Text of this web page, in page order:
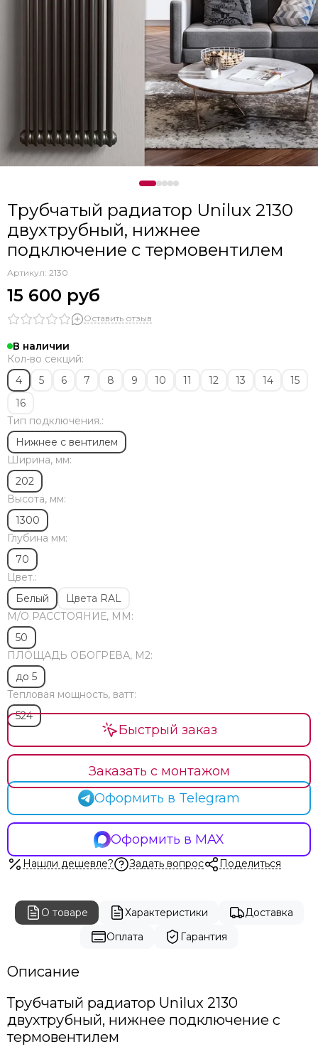
Трубчатый радиатор Unilux 2130
двухтрубный, нижнее
подключение с термовентилем
Артикул: 2130
15 600 руб
Оставить отзыв
В наличии
Кол-во секций:
4
5 6 7 8 9 10 11 12 13 14
15
16
Тип подключения.:
Нижнее с вентилем
Ширина, мм:
202
Высота, мм:
1300
Глубина мм:
70
Цвет.:
Белый
Цвета RAL
М/O РАССТОЯНИЕ, ММ:
50
ПЛОЩАДЬ ОБОГРЕВА, М2:
до 5
Тепловая мощность, ватт:
524
Быстрый заказ
Заказать с монтажом
Оформить в Telegram
Оформить в MAX
Нашли дешевле? Задать вопрос Поделиться
О товаре Характеристики
Доставка
Оплата
Гарантия
Описание
Трубчатый радиатор Unilux 2130
двухтрубный, нижнее подключение с
термовентилем